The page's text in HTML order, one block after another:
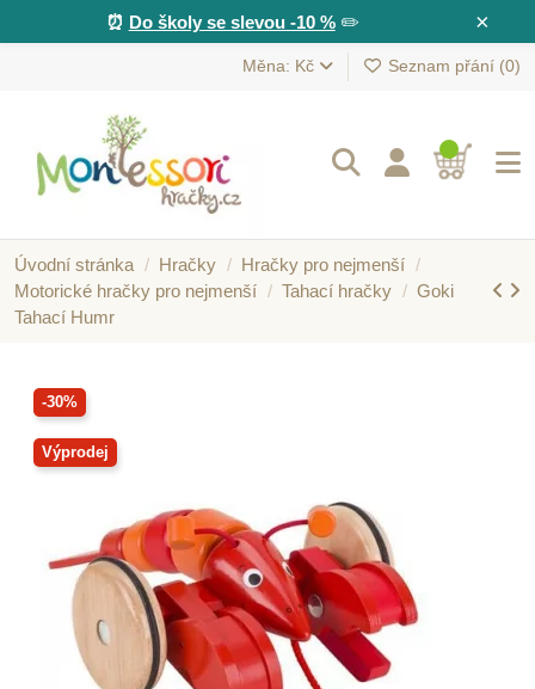
×
⏰ Do školy se slevou -10 %✏️
Měna: Kč Seznam přání (0)
Úvodní stránka Hračky
Hračky pro nejmenší
Motorické hračky pro nejmenší
Tahací hračky
Goki
Tahací Humr
-30%
Výprodej